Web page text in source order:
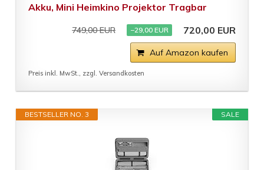
Akku, Mini Heimkino Projektor Tragbar
749,00 EUR −29,00 EUR 720,00 EUR
Auf Amazon kaufen
Preis inkl. MwSt., zzgl. Versandkosten
SALE
BESTSELLER NO. 3